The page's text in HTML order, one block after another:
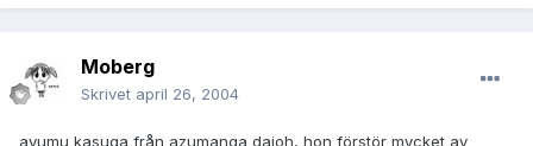
Moberg
Skrivet april 26, 2004
ayumu kasuga från azumanga daioh, hon förstör mycket av